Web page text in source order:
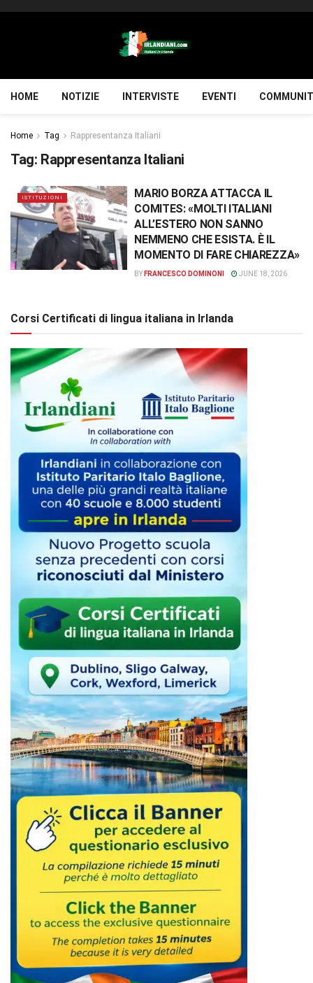
HOME NOTIZIE INTERVISTE EVENTI
Home Tag Rappresentanza Italiani
Tag: Rappresentanza Italiani
ISTITUZIONI
MARIO BORZA ATTACCA IL
COMITES: «MOLTI ITALIANI
ALL’ESTERO NON SANNO
NEMMENO CHE ESISTA. È IL
MOMENTO DI FARE CHIAREZZA»
BY FRANCESCO DOMINONI JUNE 18, 2026
Corsi Certificati di lingua italiana in Irlanda